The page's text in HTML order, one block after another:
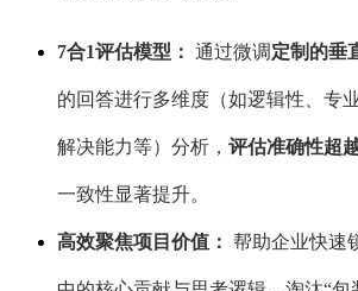
7合1评估模型： 通过微调定制的垂
的回答进行多维度（如逻辑性、专
解决能力等）分析， 评估准确性超
一致性显著提升。
高效聚焦项目价值： 帮助企业快速